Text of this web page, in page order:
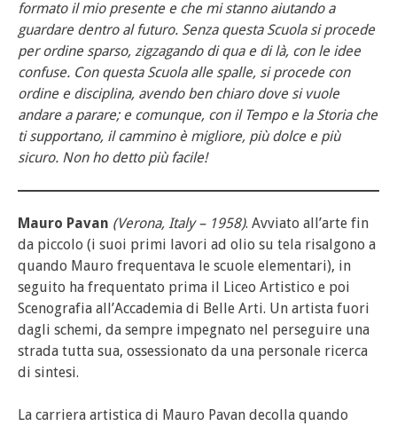
formato il mio presente e che mi stanno aiutando a
guardare dentro al futuro. Senza questa Scuola si procede
per ordine sparso, zigzagando di qua e di là, con le idee
confuse. Con questa Scuola alle spalle, si procede con
ordine e disciplina, avendo ben chiaro dove si vuole
andare a parare; e comunque, con il Tempo e la Storia che
ti supportano, il cammino è migliore, più dolce e più
sicuro. Non ho detto più facile!
Mauro Pavan (Verona, Italy – 1958). Avviato all’arte fin
da piccolo (i suoi primi lavori ad olio su tela risalgono a
quando Mauro frequentava le scuole elementari), in
seguito ha frequentato prima il Liceo Artistico e poi
Scenografia all’Accademia di Belle Arti. Un artista fuori
dagli schemi, da sempre impegnato nel perseguire una
strada tutta sua, ossessionato da una personale ricerca
di sintesi.
La carriera artistica di Mauro Pavan decolla quando